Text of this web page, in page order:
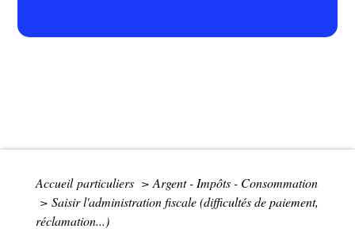
Accueil particuliers > Argent - Impôts - Consommation
> Saisir l'administration fiscale (difficultés de paiement,
réclamation...)